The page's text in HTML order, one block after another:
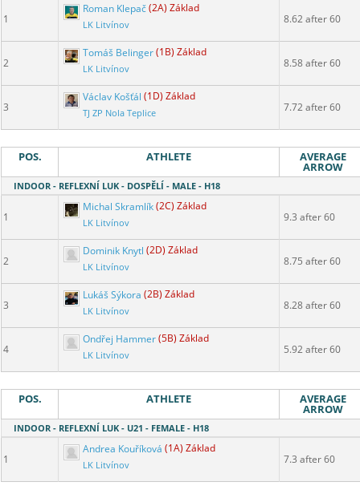
1
Roman Klepač(2A) Základ
LK Litvínov 8.62 after 60
2
Tomáš Belinger(1B) Základ
LK Litvínov 8.58 after 60
3
Václav Košťál (1D) Základ
TJ ZP Nola Teplice 7.72 after 60
POS. ATHLETE AVERAGE
ARROW
INDOOR - REFLEXNÍ LUK - DOSPĚLÍ - MALE - H18
1
Michal Skramlík(2C) Základ
LK Litvínov 9.3 after 60
2
Dominik Knytl (2D) Základ
LK Litvínov 8.75 after 60
3
Lukáš Sýkora (2B) Základ
LK Litvínov 8.28 after 60
4
Ondřej Hammer(5B) Základ
LK Litvínov 5.92 after 60
POS. ATHLETE AVERAGE
ARROW
INDOOR - REFLEXNÍ LUK - U21 - FEMALE - H18
1
Andrea Kouříková (1A) Základ
LK Litvínov 7.3 after 60